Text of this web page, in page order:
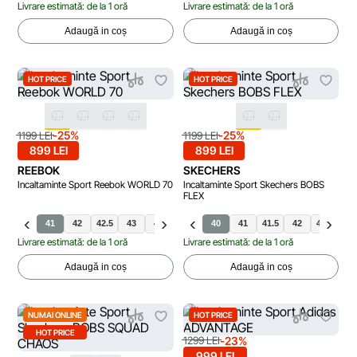
Livrare estimată: de la 1 oră
Adaugă in coș
Livrare estimată: de la 1 oră
Adaugă in coș
HOT PRICE
1199 LEI-25%
899 LEI
REEBOK
Incaltaminte Sport Reebok WORLD 70
41 42 42.5 43 44 45 40
Livrare estimată: de la 1 oră
Adaugă in coș
HOT PRICE
1199 LEI-25%
899 LEI
SKECHERS
Incaltaminte Sport Skechers BOBS
FLEX
40 41 41.5 42 42.5
Livrare estimată: de la 1 oră
Adaugă in coș
NUMAI ONLINE
HOT PRICE
HOT PRICE
1299 LEI-23%